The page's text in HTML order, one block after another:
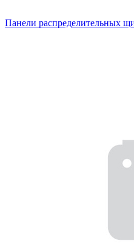
Панели распределительных